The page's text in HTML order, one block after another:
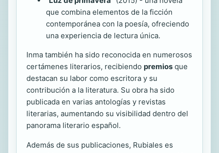
que combina elementos de la ficción
contemporánea con la poesía, ofreciendo
una experiencia de lectura única.
Inma también ha sido reconocida en numerosos
certámenes literarios, recibiendo premios que
destacan su labor como escritora y su
contribución a la literatura. Su obra ha sido
publicada en varias antologías y revistas
literarias, aumentando su visibilidad dentro del
panorama literario español.
Además de sus publicaciones, Rubiales es